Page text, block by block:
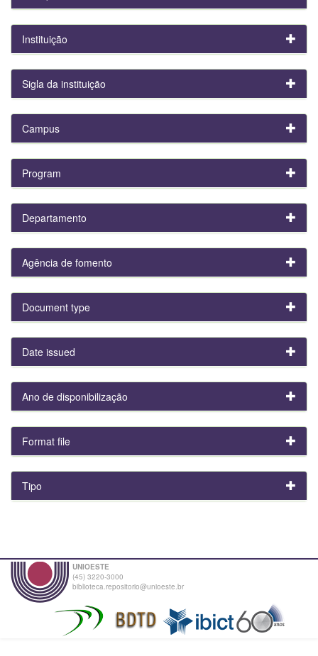
Instituição
Sigla da instituição
Campus
Program
Departamento
Agência de fomento
Document type
Date issued
Ano de disponibilização
Format file
Tipo
UNIOESTE
(45) 3220-3000
biblioteca.repositorio@unioeste.br